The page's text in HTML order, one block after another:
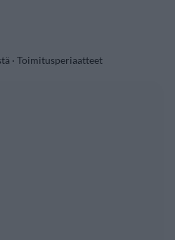
· Toimitusperiaatteet